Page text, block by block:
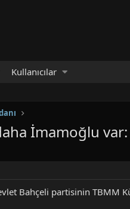
Kullanıcılar
İmamoğlu
Bahçeli partisinin TBMM